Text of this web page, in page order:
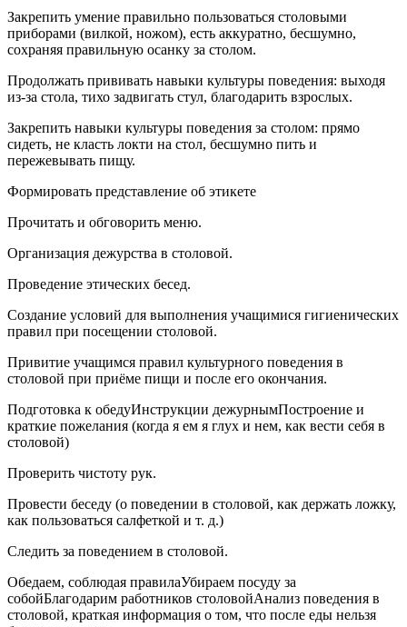
Закрепить умение правильно пользоваться столовыми
приборами (вилкой, ножом), есть аккуратно, бесшумно,
сохраняя правильную осанку за столом.
Продолжать прививать навыки культуры поведения: выходя
из-за стола, тихо задвигать стул, благодарить взрослых.
Закрепить навыки культуры поведения за столом: прямо
сидеть, не класть локти на стол, бесшумно пить и
пережевывать пищу.
Формировать представление об этикете
Прочитать и обговорить меню.
Организация дежурства в столовой.
Проведение этических бесед.
Создание условий для выполнения учащимися гигиенических
правил при посещении столовой.
Привитие учащимся правил культурного поведения в
столовой при приёме пищи и после его окончания.
Подготовка к обедуИнструкции дежурнымПостроение и
краткие пожелания (когда я ем я глух и нем, как вести себя в
столовой)
Проверить чистоту рук.
Провести беседу (о поведении в столовой, как держать ложку,
как пользоваться салфеткой и т. д.)
Следить за поведением в столовой.
Обедаем, соблюдая правилаУбираем посуду за
собойБлагодарим работников столовойАнализ поведения в
столовой, краткая информация о том, что после еды нельзя